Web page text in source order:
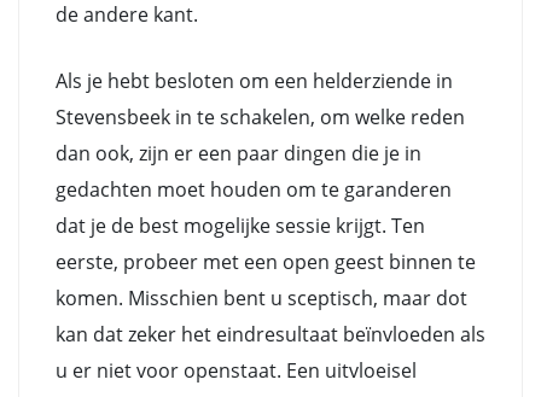
de andere kant.
Als je hebt besloten om een helderziende in
Stevensbeek in te schakelen, om welke reden
dan ook, zijn er een paar dingen die je in
gedachten moet houden om te garanderen
dat je de best mogelijke sessie krijgt. Ten
eerste, probeer met een open geest binnen te
komen. Misschien bent u sceptisch, maar dot
kan dat zeker het eindresultaat beïnvloeden als
u er niet voor openstaat. Een uitvloeisel